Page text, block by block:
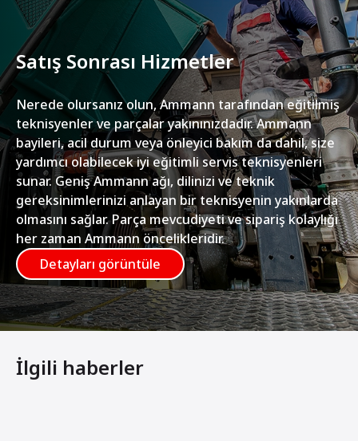
Satış Sonrası Hizmetler
Nerede olursanız olun, Ammann tarafından eğitilmiş
teknisyenler ve parçalar yakınınızdadır. Ammann
bayileri, acil durum veya önleyici bakım da dahil, size
yardımcı olabilecek iyi eğitimli servis teknisyenleri
sunar. Geniş Ammann ağı, dilinizi ve teknik
gereksinimlerinizi anlayan bir teknisyenin yakınlarda
olmasını sağlar. Parça mevcudiyeti ve sipariş kolaylığı
her zaman Ammann öncelikleridir.
Detayları görüntüle
İlgili haberler